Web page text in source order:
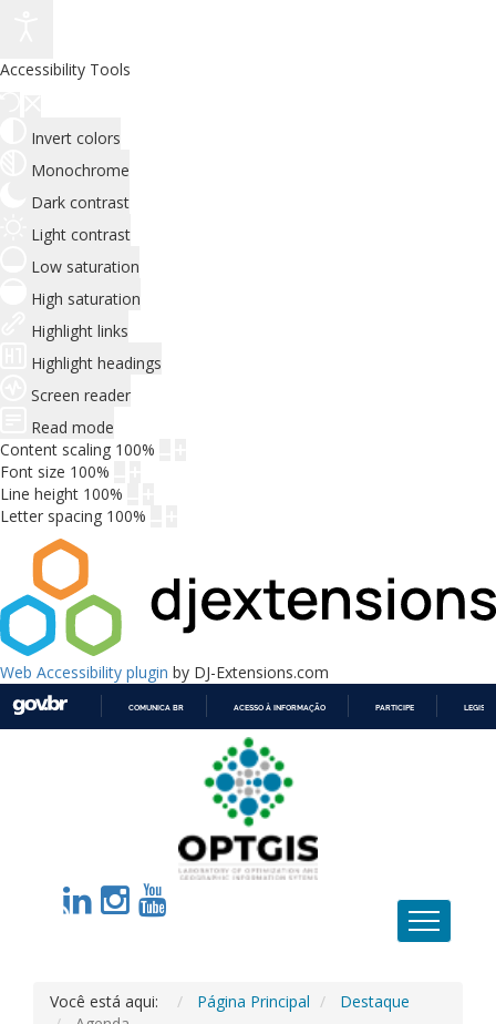
Accessibility Tools
Invert colors
Monochrome
Dark contrast
Light contrast
Low saturation
High saturation
Highlight links
Highlight headings
Screen reader
Read mode
Content scaling 100%
Font size 100%
Line height 100%
Letter spacing 100%
Web Accessibility plugin by DJ-Extensions.com
IR
PARA
O
CONTEÚDO
COMUNICA BR ACESSO À INFORMAÇÃO PARTICIPE
Você está aqui: Página Principal
Destaque